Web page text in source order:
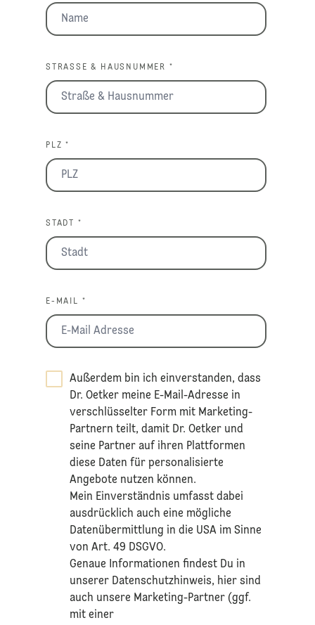
STRASSE & HAUSNUMMER *
PLZ *
STADT *
E-MAIL *
Außerdem bin ich einverstanden, dass
Dr. Oetker meine E-Mail-Adresse in
verschlüsselter Form mit Marketing-
Partnern teilt, damit Dr. Oetker und
seine Partner auf ihren Plattformen
diese Daten für personalisierte
Angebote nutzen können.
Mein Einverständnis umfasst dabei
ausdrücklich auch eine mögliche
Datenübermittlung in die USA im Sinne
von Art. 49 DSGVO.​
​Genaue Informationen findest Du in
unserer Datenschutzhinweis, hier sind
auch unsere Marketing-Partner (ggf.
mit einer